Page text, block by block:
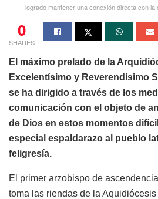
logrado mantener una conexión directa con
0
SHARES
El máximo prelado de la
Excelentísimo y Reverendísimo
se ha dirigido a través de los
comunicación con el objeto de
de Dios en estos momentos
especial espaldarazo al pueblo
feligresía.
El primer arzobispo de
toma las riendas de la